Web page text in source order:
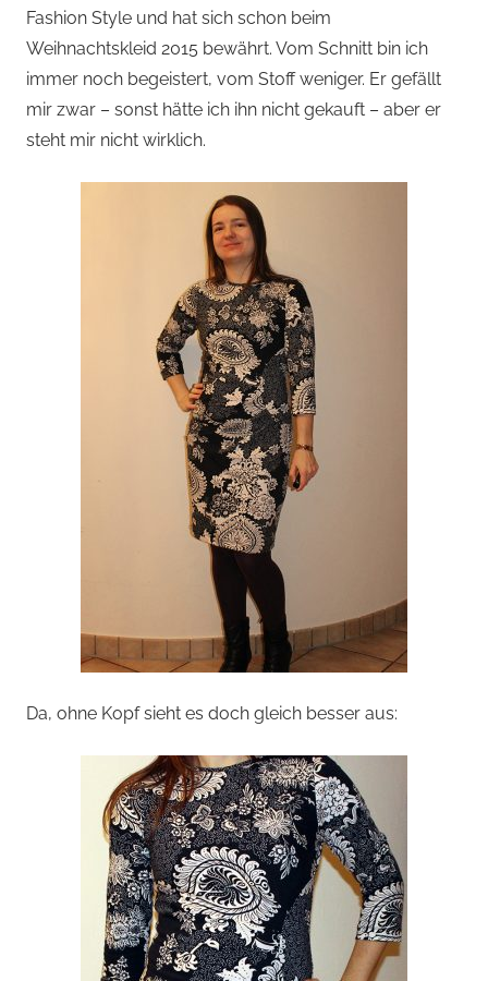
Fashion Style und hat sich schon beim
Weihnachtskleid 2015 bewährt. Vom Schnitt bin ich
immer noch begeistert, vom Stoff weniger. Er gefällt
mir zwar – sonst hätte ich ihn nicht gekauft – aber er
steht mir nicht wirklich.
Da, ohne Kopf sieht es doch gleich besser aus: